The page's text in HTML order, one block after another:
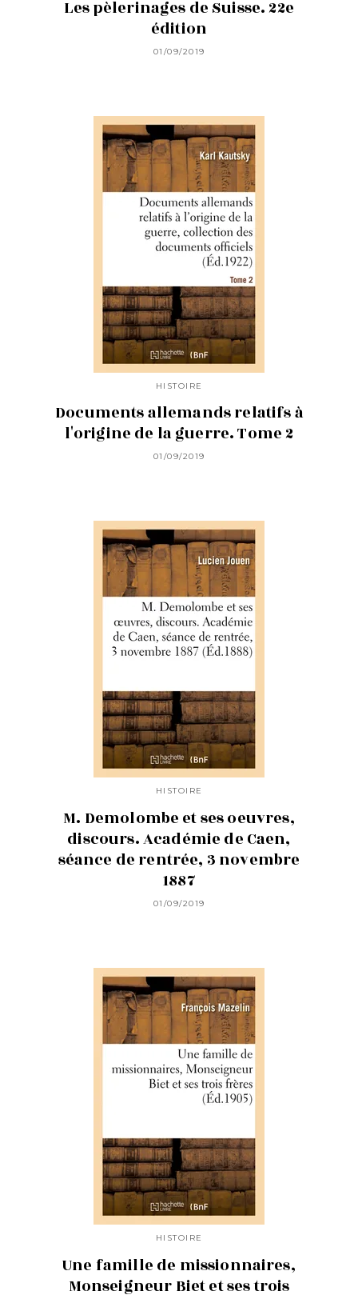
Les pèlerinages de Suisse. 22e
édition
01/09/2019
HISTOIRE
Documents allemands relatifs à
l'origine de la guerre. Tome 2
01/09/2019
HISTOIRE
M. Demolombe et ses oeuvres,
discours. Académie de Caen,
séance de rentrée, 3 novembre
1887
01/09/2019
HISTOIRE
Une famille de missionnaires,
Monseigneur Biet et ses trois